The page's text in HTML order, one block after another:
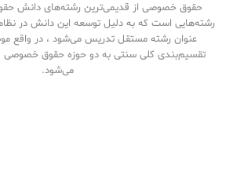
حقوق خصوصی از قدیمی‌ترین رشته‌های دانش
رشته‌هایی است که به دلیل توسعه این دانش در
عنوان رشته مستقل تدریس می‌شود ، در واقع
تقسیم‌بندی کلی سنتی به دو حوزه حقوق
می‌شود.